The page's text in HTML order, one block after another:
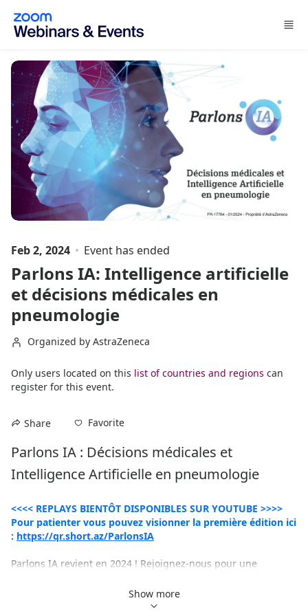
Skip to main content
Feb 2, 2024 Event has ended
Parlons IA: Intelligence artificielle
et décisions médicales en
pneumologie
Organized by AstraZeneca
Only users located on this list of countries and regions can
register for this event.
Share Favorite
Parlons IA : Décisions médicales et
Intelligence Artificielle en pneumologie
<<<< REPLAYS BIENTÔT DISPONIBLES SUR YOUTUBE >>>>
Pour patienter vous pouvez visionner la première édition ici
: https://qr.short.az/ParlonsIA
Parlons IA revient en 2024 ! Rejoignez-nous pour une
mathématiciens et académiques se rassemblent pour
discuter de l'intelligence artificielle en pneumologie.
Show more